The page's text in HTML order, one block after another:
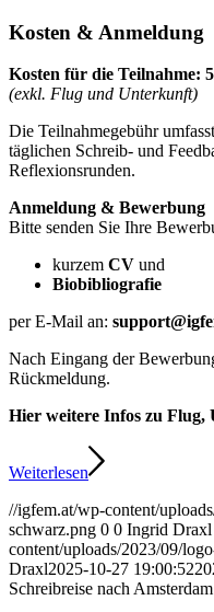
Kosten & Anmeldung
Kosten für die Teilnahme:
(exkl. Flug und Unterkunft)
Die Teilnahmegebühr
täglichen Schreib- und
Reflexionsrunden.
Anmeldung & Bewerbung
Bitte senden Sie Ihre
kurzem CV und
Biobibliografie
per E-Mail an:
Nach Eingang der
Rückmeldung.
Hier weitere Infos zu
Weiterlesen
//igfem.at/wp-content/
schwarz.png 0 0 Ingrid Draxl
content/uploads/2023/09/
Draxl2025-10-27 19:00:52
Schreibreise nach Amsterdam